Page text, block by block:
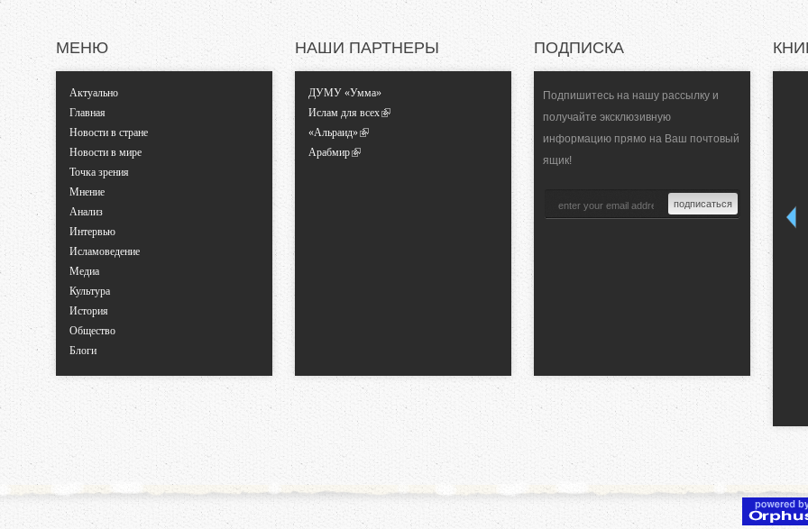
МЕНЮ
Актуально
Главная
Новости в стране
Новости в мире
Точка зрения
Мнение
Анализ
Интервью
Исламоведение
Медиа
Культура
История
Общество
Блоги
НАШИ ПАРТНЕРЫ
ДУМУ «Умма»
Ислам для всех
«Альраид»
Арабмир
ПОДПИСКА
Подпишитесь на нашу рассылку и
получайте эксклюзивную
информацию прямо на Ваш почтовый
ящик!